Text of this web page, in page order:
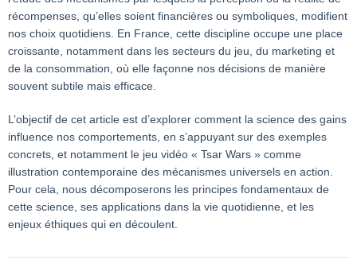
récompenses, qu’elles soient financières ou symboliques, modifient
nos choix quotidiens. En France, cette discipline occupe une place
croissante, notamment dans les secteurs du jeu, du marketing et
de la consommation, où elle façonne nos décisions de manière
souvent subtile mais efficace.
L’objectif de cet article est d’explorer comment la science des gains
influence nos comportements, en s’appuyant sur des exemples
concrets, et notamment le jeu vidéo « Tsar Wars » comme
illustration contemporaine des mécanismes universels en action.
Pour cela, nous décomposerons les principes fondamentaux de
cette science, ses applications dans la vie quotidienne, et les
enjeux éthiques qui en découlent.